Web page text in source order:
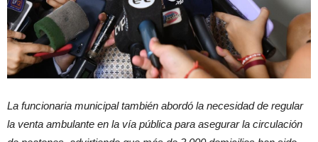
La funcionaria municipal también abordó la necesidad de regular
la venta ambulante en la vía pública para asegurar la circulación